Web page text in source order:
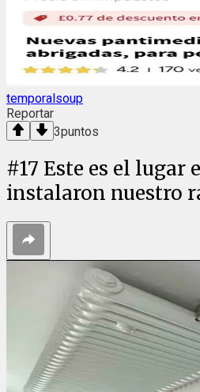
temporalsoup
Reportar
3puntos
#17 Este es el lugar
instalaron nuestro